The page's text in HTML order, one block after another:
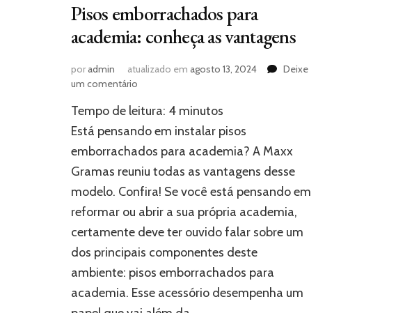
Pisos emborrachados para
academia: conheça as vantagens
poradmin atualizado em agosto 13, 2024
Deixe
um comentário
emborrachados
para
conheça
as
vantagens
Tempo de leitura: 4 minutos
Está pensando em instalar pisos
emborrachados para academia? A Maxx
Gramas reuniu todas as vantagens desse
modelo. Confira! Se você está pensando em
reformar ou abrir a sua própria academia,
certamente deve ter ouvido falar sobre um
dos principais componentes deste
ambiente: pisos emborrachados para
academia. Esse acessório desempenha um